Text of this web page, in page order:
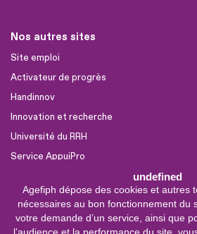
undefined
Agefiph dépose des cookies et autres
nécessaires au bon fonctionnement du
votre demande d’un service, ainsi que
Nos autres sites
Site emploi
Activateur de progrès
Handinnov
Innovation et recherche
Université du RRH
Service AppuiPro
Nous suivre
Youtube